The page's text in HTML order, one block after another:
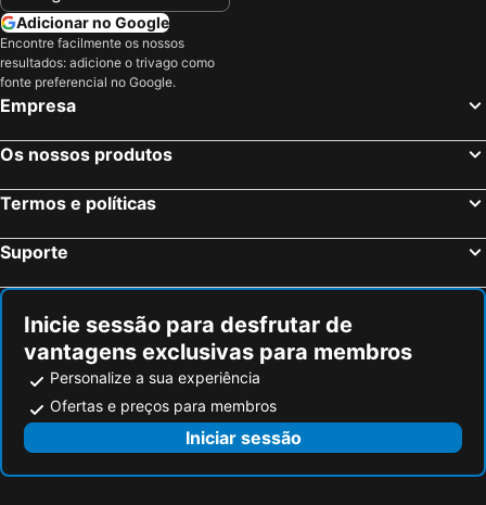
Adicionar no Google
Encontre facilmente os nossos
resultados: adicione o trivago como
fonte preferencial no Google.
Empresa
Os nossos produtos
Termos e políticas
Suporte
Inicie sessão para desfrutar de
vantagens exclusivas para membros
Personalize a sua experiência
Ofertas e preços para membros
Iniciar sessão